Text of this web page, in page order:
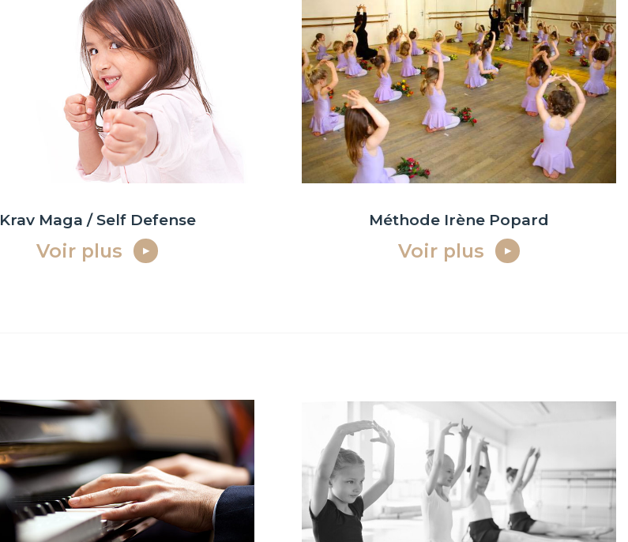
Krav Maga / Self Defense
Voir plus
Méthode Irène Popard
Voir plus